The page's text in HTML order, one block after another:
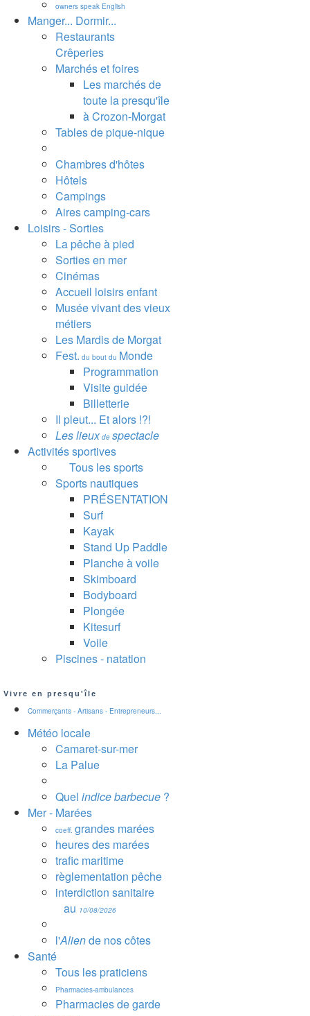
owners speak English
Manger... Dormir...
Restaurants
Crêperies
Marchés et foires
Les marchés de
toute la presqu'île
à Crozon-Morgat
Tables de pique-nique
Chambres d'hôtes
Hôtels
Campings
Aires camping-cars
Loisirs - Sorties
La pêche à pied
Sorties en mer
Cinémas
Accueil loisirs enfant
Musée vivant des vieux
métiers
Les Mardis de Morgat
Fest. du bout du Monde
Programmation
Visite guidée
Billetterie
Il pleut... Et alors !?!
Les lieuxde spectacle
Activités sportives
Tous les sports
Sports nautiques
PRÉSENTATION
Surf
Kayak
Stand Up Paddle
Planche à voile
Skimboard
Bodyboard
Plongée
Kitesurf
Voile
Piscines - natation
Vivre en presqu'île
Commerçants - Artisans - Entrepreneurs...
Météo locale
Camaret-sur-mer
La Palue
Quel indice barbecue ?
Mer - Marées
coeff. grandes marées
heures des marées
trafic maritime
règlementation pêche
interdiction sanitaire
au 10/08/2026
l'Aliende nos côtes
Santé
Tous les praticiens
Pharmacies-ambulances
Pharmacies de garde